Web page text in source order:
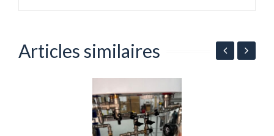
Articles similaires